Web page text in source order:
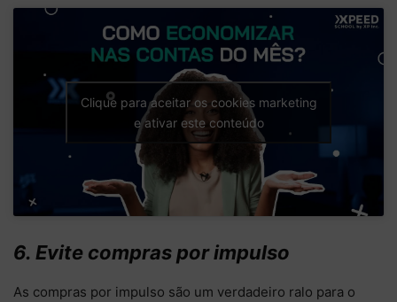
Clique para aceitar os cookies marketing
e ativar este conteúdo
6. Evite compras por impulso
As compras por impulso são um verdadeiro ralo para o